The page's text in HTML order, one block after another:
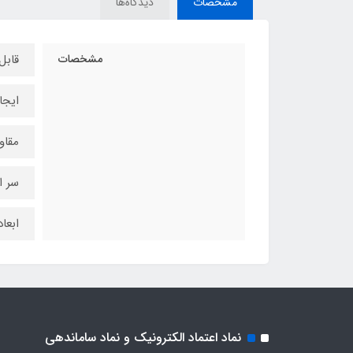
مشخصات
سر
نماد اعتماد الکترونیک و نماد ساماندهی